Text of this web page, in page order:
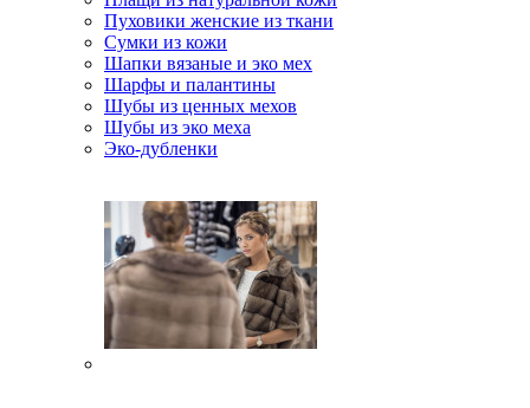
Пуховики женские из ткани
Сумки из кожи
Шапки вязаные и эко мех
Шарфы и палантины
Шубы из ценных мехов
Шубы из эко меха
Эко-дубленки